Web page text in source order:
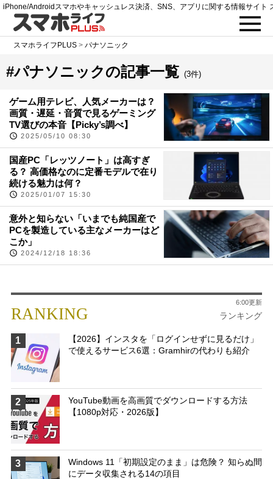
iPhone/Androidスマホやキャッシュレス決済、SNS、アプリに関する情報サイト
スマホライフPLUS >パナソニック
#パナソニックの記事一覧 (3件)
ゲーム用テレビ、人気メーカーは？
画質・遅延・音質で見るゲーミング
TV選びの本音【Picky’s調べ】
2025/05/10 08:30
国産PC「レッツノート」は高すぎ
る？ 高価格なのに定番モデルで在り
続ける魅力は何？
2025/01/07 15:30
意外と知らない「いまでも純国産で
PCを製造している主なメーカーはど
こか」
2024/12/18 18:36
RANKING ランキング
6:00更新
1
【2026】インスタを「ログインせずに見るだけ」
で使えるサービス6選：Gramhirの代わりも紹介
2
YouTube動画を高画質でダウンロードする方法
【1080p対応・2026版】
3
Windows 11「初期設定のまま」は危険？ 知らぬ間
にデータ収集される14の項目